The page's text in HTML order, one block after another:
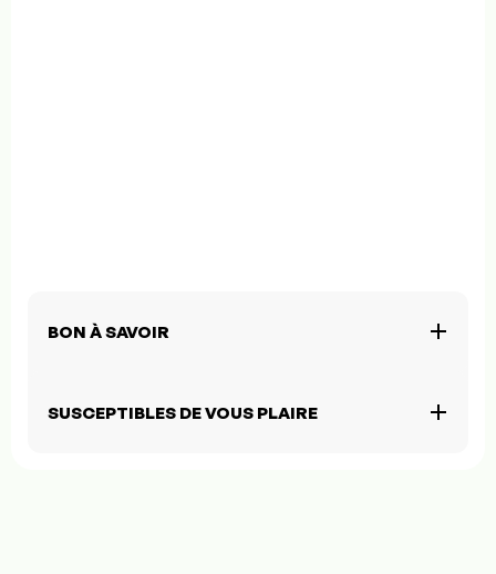
BON À SAVOIR
SUSCEPTIBLES DE VOUS PLAIRE